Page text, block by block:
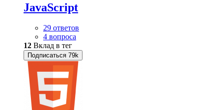
JavaScript
29 ответов
4 вопроса
12 Вклад в тег
Подписаться 79k